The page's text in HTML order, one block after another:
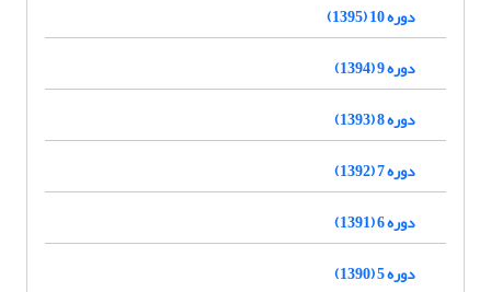
دوره 10 (1395)
دوره 9 (1394)
دوره 8 (1393)
دوره 7 (1392)
دوره 6 (1391)
دوره 5 (1390)